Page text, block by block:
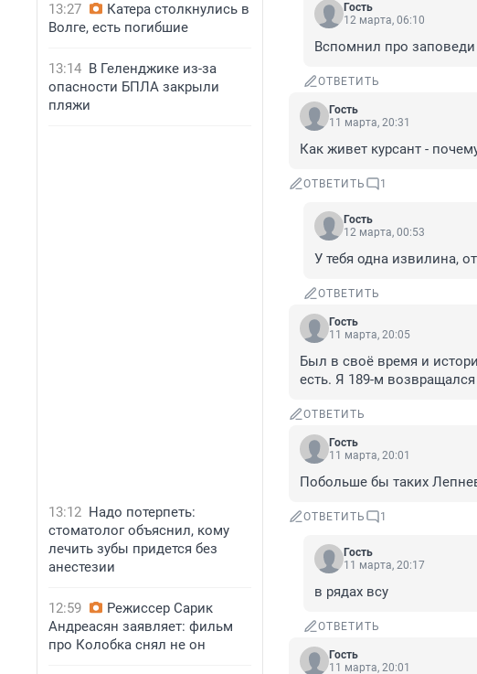
13:27
Катера столкнулись в
Волге, есть погибшие
13:14 В Геленджике из-за
опасности БПЛА закрыли
пляжи
13:12 Надо потерпеть:
стоматолог объяснил, кому
лечить зубы придется без
анестезии
12:59
Режиссер Сарик
Андреасян заявляет: фильм
про Колобка снял не он
Гость
12 марта, 06:10
Вспомнил про
ОТВЕТИТЬ
Гость
11 марта, 20:31
Как живет курсант -
ОТВЕТИТЬ 1
Гость
12 марта, 00:53
У тебя одна извилина,
ОТВЕТИТЬ
Гость
11 марта, 20:05
Был в своё время и
есть. Я 189-м возвращался
ОТВЕТИТЬ
Гость
11 марта, 20:01
Побольше бы таких
ОТВЕТИТЬ 1
Гость
11 марта, 20:17
в рядах всу
ОТВЕТИТЬ
Гость
11 марта, 20:01